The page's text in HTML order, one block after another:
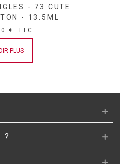
- 73 CUTE
- 13.5ML
€ TTC
PLUS
?